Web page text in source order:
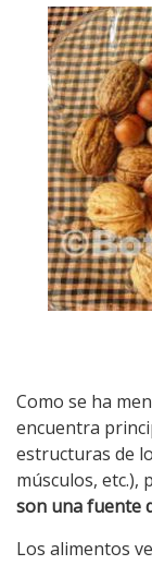
Como se ha
encuentra
estructuras de
músculos, etc.),
son una fuente
Los alimentos